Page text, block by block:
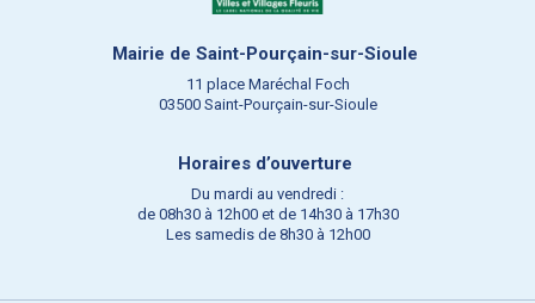
Mairie de Saint-Pourçain-sur-Sioule
11 place Maréchal Foch
03500 Saint-Pourçain-sur-Sioule
Horaires d’ouverture
Du mardi au vendredi :
de 08h30 à 12h00 et de 14h30 à 17h30
Les samedis de 8h30 à 12h00